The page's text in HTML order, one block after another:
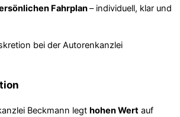
Fahrplan– individuell, klar und
Beckmann legt hohen Wert auf